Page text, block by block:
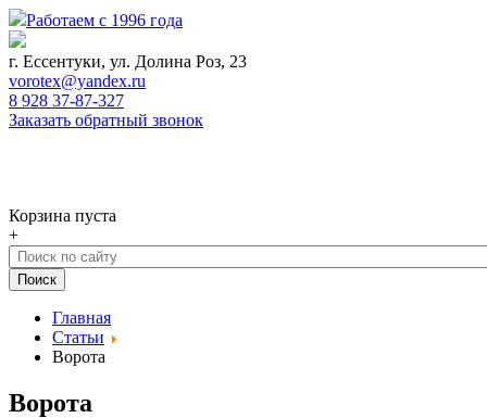
Работаем с 1996 года
г. Ессентуки, ул. Долина Роз, 23
vorotex@yandex.ru
8 928 37-87-327
Заказать обратный звонок
Корзина пуста
+
Главная
Статьи
Ворота
Ворота